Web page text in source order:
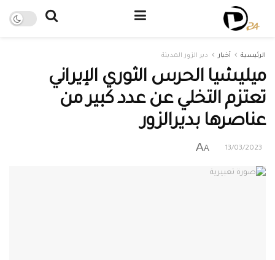
الرئيسية أخبار دير الزور المدينة
ميليشيا الحرس الثوري الإيراني
تعتزم التخلي عن عدد كبير من
عناصرها بديرالزور
13/03/2023
A
A